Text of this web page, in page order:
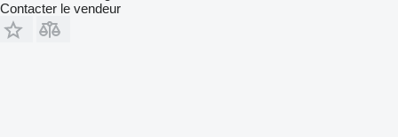
Contacter le vendeur